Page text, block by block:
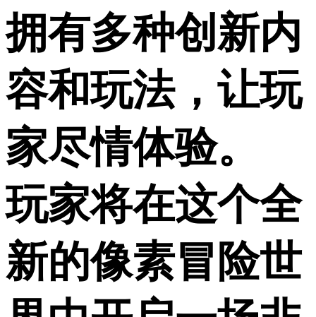
拥有多种创新内
容和玩法，让玩
家尽情体验。
玩家将在这个全
新的像素冒险世